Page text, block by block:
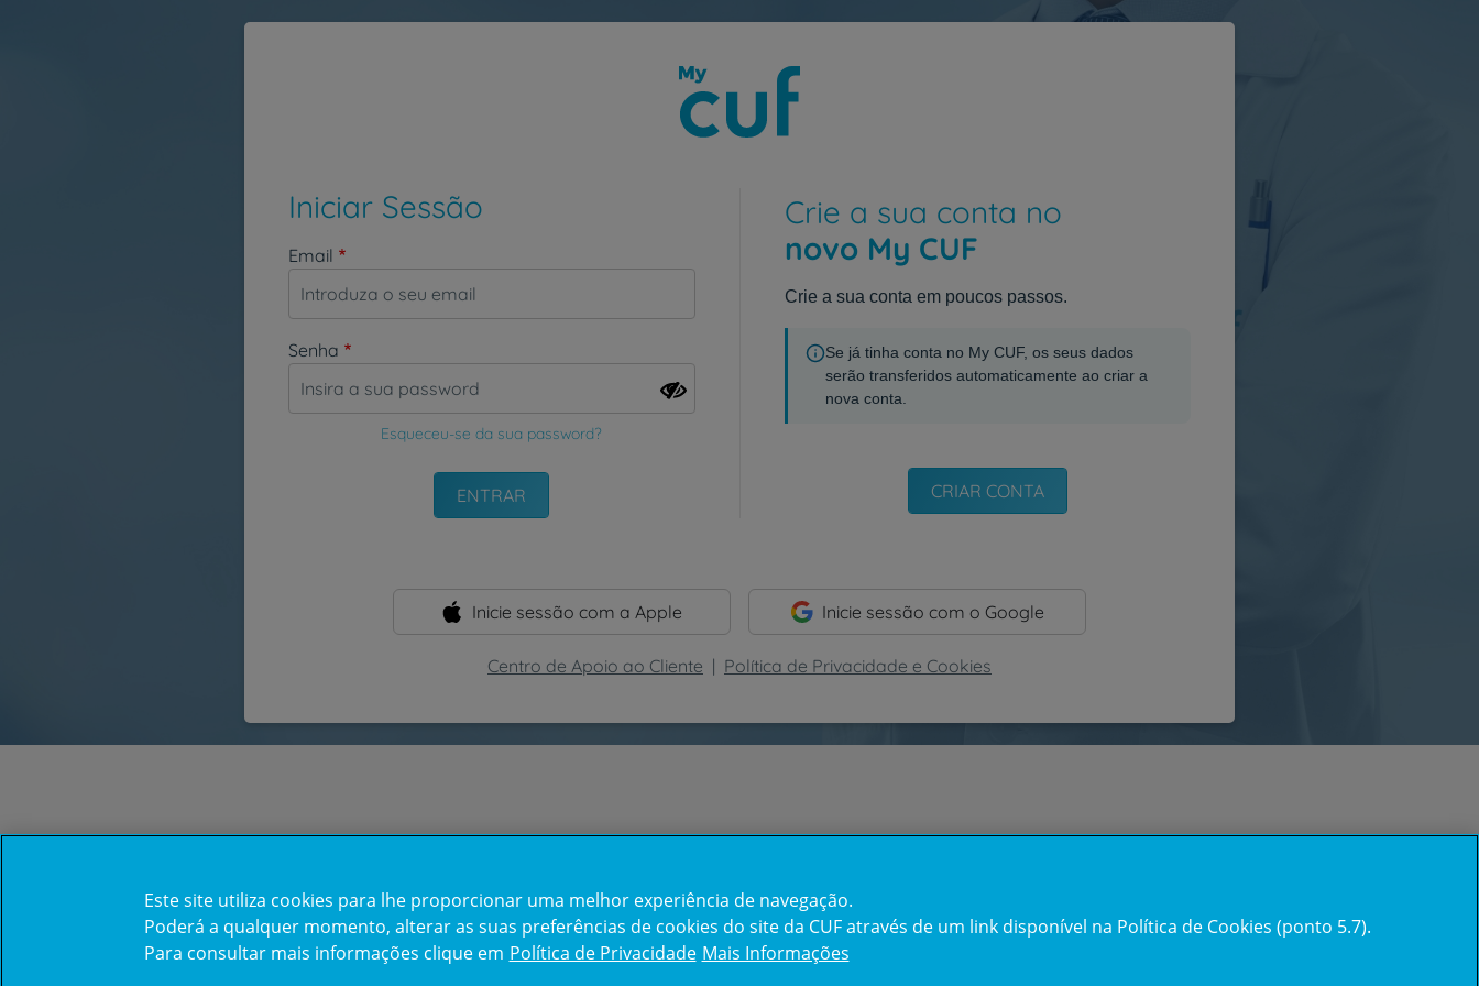
Iniciar Sessão
Email
Senha
Esqueceu-se da sua password?
Crie a sua conta no
novo My CUF
Crie a sua conta em poucos passos.
Se já tinha conta no My CUF, os seus dados
serão transferidos automaticamente ao criar a
nova conta.
CRIAR CONTA
Inicie sessão com a Apple Inicie sessão com o Google
Centro de Apoio ao Cliente | Política de Privacidade e Cookies
Este site utiliza cookies para lhe proporcionar uma melhor experiência de navegação.
Poderá a qualquer momento, alterar as suas preferências de cookies do site da CUF através de um link disponível na Política de Cookies (ponto 5.7).
Para consultar mais informações clique em Política de Privacidade Mais Informações